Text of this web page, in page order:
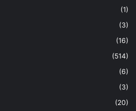
(1)
(3)
(16)
(514)
(6)
(3)
(20)